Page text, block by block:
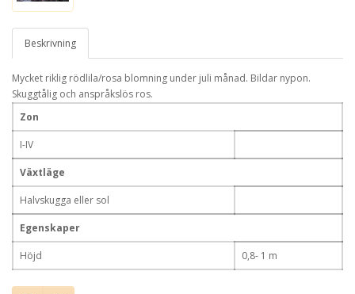
Beskrivning
Mycket riklig rödlila/rosa blomning under juli månad. Bildar nypon.
Skuggtålig och anspråkslös ros.
Zon
I-IV
Växtläge
Halvskugga eller sol
Egenskaper
Höjd 0,8- 1 m